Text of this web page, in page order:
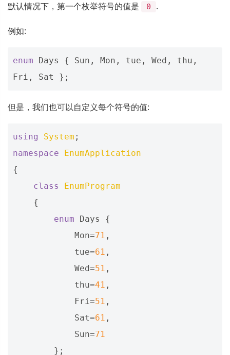
默认情况下，第一个枚举符号的值是 0 .
例如:
enum Days { Sun , Mon , tue , Wed , thu ,
Fri , Sat };
但是，我们也可以自定义每个符号的值:
using System ;
namespace
EnumApplication
{
class
EnumProgram
{
enum
Days
{
Mon=71 ,
tue=61 ,
Wed=51 ,
thu=41 ,
Fri=51 ,
Sat=61 ,
Sun=71
};